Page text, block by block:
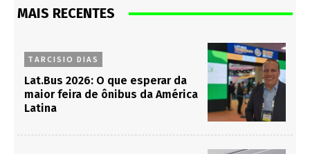
MAIS RECENTES
TARCISIO DIAS
Lat.Bus 2026: O que esperar da
maior feira de ônibus da América
Latina